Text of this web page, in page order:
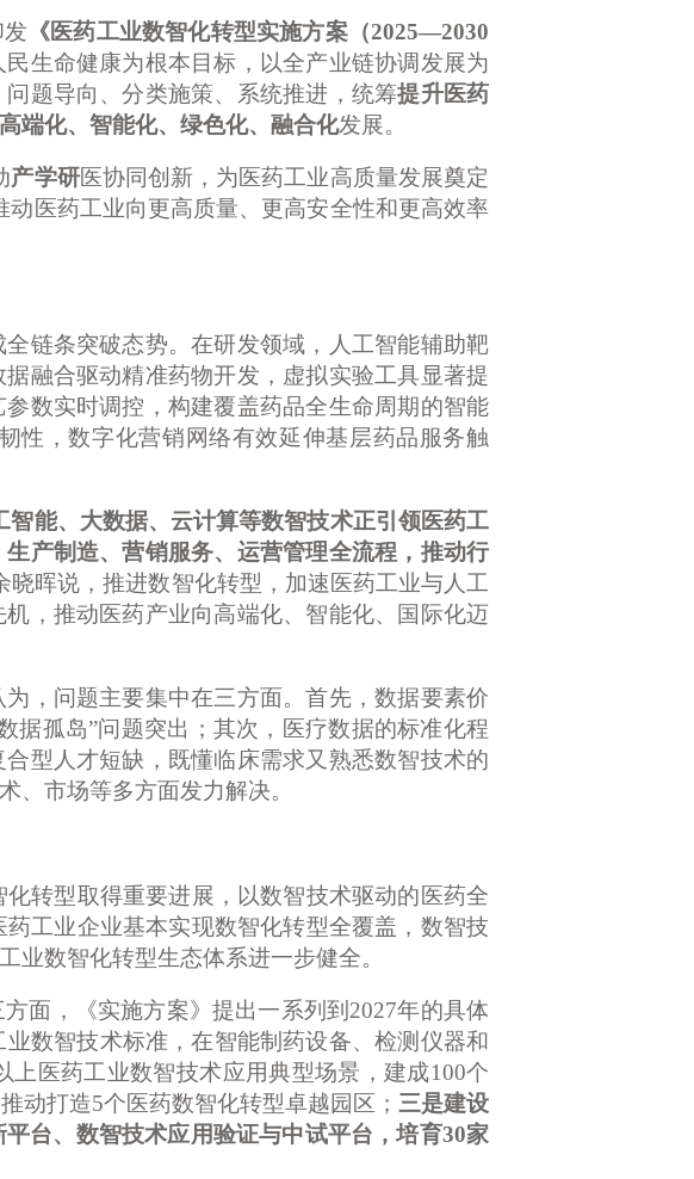
《医药工业数智化转型实施方案（2025—2030
生命健康为根本目标，以全产业链协调发展为
题导向、分类施策、系统推进，统筹提升医药
端化、智能化、绿色化、融合化发展。
产学研医协同创新，为医药工业高质量发展奠定
医药工业向更高质量、更高安全性和更高效率
链条突破态势。在研发领域，人工智能辅助靶
融合驱动精准药物开发，虚拟实验工具显著提
数实时调控，构建覆盖药品全生命周期的智能
性，数字化营销网络有效延伸基层药品服务触
能、大数据、云计算等数智技术正引领医药工
产制造、营销服务、运营管理全流程，推动行
晓晖说，推进数智化转型，加速医药工业与人工
，推动医药产业向高端化、智能化、国际化迈
，问题主要集中在三方面。首先，数据要素价
据孤岛”问题突出；其次，医疗数据的标准化程
型人才短缺，既懂临床需求又熟悉数智技术的
、市场等多方面发力解决。
化转型取得重要进展，以数智技术驱动的医药全
工业企业基本实现数智化转型全覆盖，数智技
业数智化转型生态体系进一步健全。
面，《实施方案》提出一系列到 2027年的具体
数智技术标准，在智能制药设备、检测仪器和
医药工业数智技术应用典型场景，建成100个
动打造5个医药数智化转型卓越园区； 三是建设
台、数智技术应用验证与中试平台，培育30家